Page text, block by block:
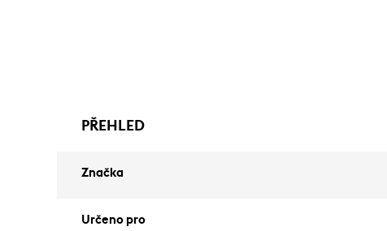
PŘEHLED
Značka
Určeno pro